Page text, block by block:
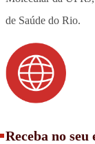
de Saúde do Rio.
Receba no